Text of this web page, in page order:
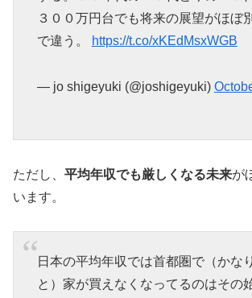
３００万円台でも将来の展望がほぼ
で違う。
https://t.co/xKEdMsxWGB
— jo shigeyuki (@joshigeyuki)
ただし、 平均年収でも厳しくなる未来が
います。
日本の平均年収では首都圏で（かな
と）家が買えなくなってるのはその